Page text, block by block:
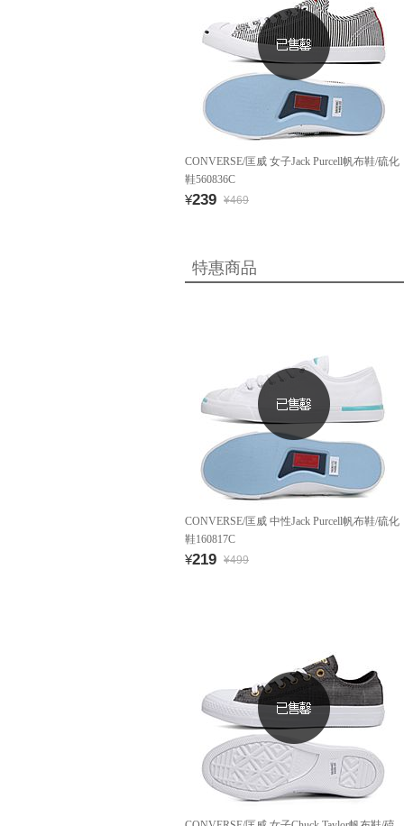
CONVERSE/匡威 女子Jack Purcell帆布鞋/硫化
鞋560836C
¥239 ¥469
特惠商品
CONVERSE/匡威 中性Jack Purcell帆布鞋/硫化
鞋160817C
¥219 ¥499